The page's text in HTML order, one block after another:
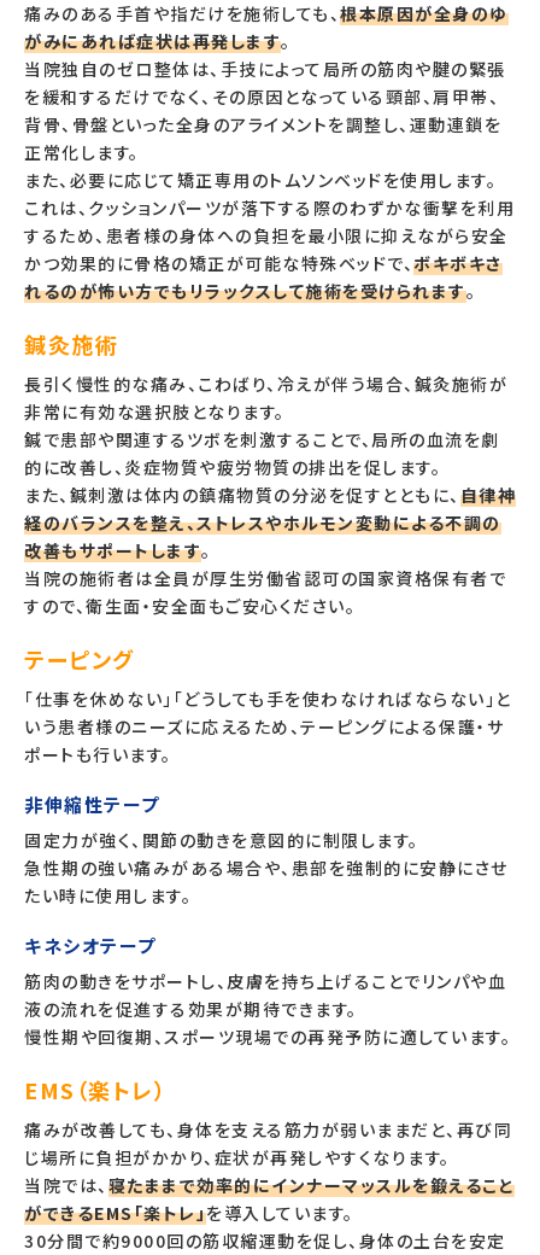
痛みのある手首や指だけを施術しても、根本原因が全身のゆ
がみにあれば症状は再発します。
当院独自のゼロ整体は、手技によって局所の筋肉や腱の緊張
を緩和するだけでなく、その原因となっている頸部、肩甲帯、
背骨、骨盤といった全身のアライメントを調整し、運動連鎖を
正常化します。
また、必要に応じて矯正専用のトムソンベッドを使用します。
これは、クッションパーツが落下する際のわずかな衝撃を利用
するため、患者様の身体への負担を最小限に抑えながら安全
かつ効果的に骨格の矯正が可能な特殊ベッドで、ボキボキさ
れるのが怖い方でもリラックスして施術を受けられます。
鍼灸施術
長引く慢性的な痛み、こわばり、冷えが伴う場合、鍼灸施術が
非常に有効な選択肢となります。
鍼で患部や関連するツボを刺激することで、局所の血流を劇
的に改善し、炎症物質や疲労物質の排出を促します。
また、鍼刺激は体内の鎮痛物質の分泌を促すとともに、 自律神
経のバランスを整え、ストレスやホルモン変動による不調の
改善もサポートします。
当院の施術者は全員が厚生労働省認可の国家資格保有者で
すので、衛生面・安全面もご安心ください。
テーピング
「仕事を休めない」「どうしても手を使わなければならない」と
いう患者様のニーズに応えるため、テーピングによる保護・サ
ポートも行います。
非伸縮性テープ
固定力が強く、関節の動きを意図的に制限します。
急性期の強い痛みがある場合や、患部を強制的に安静にさせ
たい時に使用します。
キネシオテープ
筋肉の動きをサポートし、皮膚を持ち上げることでリンパや血
液の流れを促進する効果が期待できます。
慢性期や回復期、スポーツ現場での再発予防に適しています。
EMS（楽トレ）
痛みが改善しても、身体を支える筋力が弱いままだと、再び同
じ場所に負担がかかり、症状が再発しやすくなります。
当院では、 寝たままで効率的にインナーマッスルを鍛えること
ができるEMS「楽トレ」を導入しています。
30分間で約9000回の筋収縮運動を促し、身体の土台を安定